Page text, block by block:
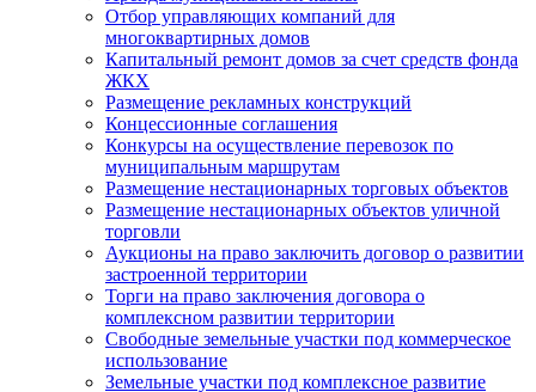
Отбор управляющих компаний для
многоквартирных домов
Капитальный ремонт домов за счет средств фонда
ЖКХ
Размещение рекламных конструкций
Концессионные соглашения
Конкурсы на осуществление перевозок по
муниципальным маршрутам
Размещение нестационарных торговых объектов
Размещение нестационарных объектов уличной
торговли
Аукционы на право заключить договор о развитии
застроенной территории
Торги на право заключения договора о
комплексном развитии территории
Свободные земельные участки под коммерческое
использование
Земельные участки под комплексное развитие